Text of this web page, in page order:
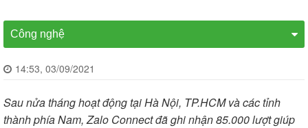
Công nghệ
14:53, 03/09/2021
Sau nửa tháng hoạt động tại Hà Nội, TP.HCM và các tỉnh
thành phía Nam, Zalo Connect đã ghi nhận 85.000 lượt giúp